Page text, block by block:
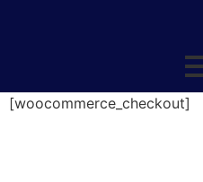
[woocommerce_checkout]